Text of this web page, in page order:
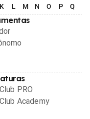
K L M N O P Q
PRO
Academy